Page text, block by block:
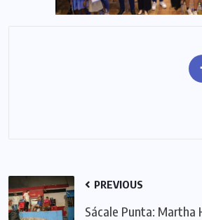
PREVIOUS
Sácale Punta: